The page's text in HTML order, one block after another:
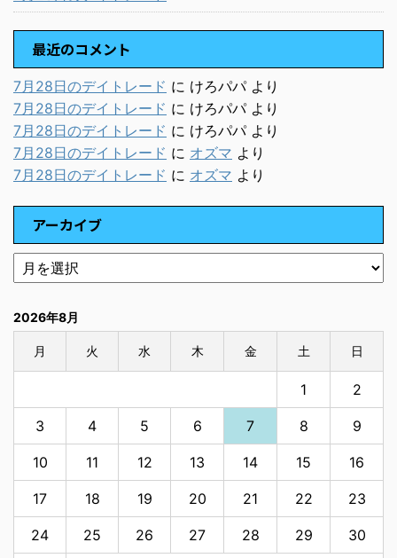
最近のコメント
7月28日のデイトレード に けろパパより
7月28日のデイトレード に けろパパより
7月28日のデイトレード に けろパパより
7月28日のデイトレード に オズマ より
7月28日のデイトレード に オズマ より
アーカイブ
2026年8月
月 火 水 木 金 土 日
1 2
3 4 5 6 7 8 9
10 11 12 13 14 15 16
17 18 19 20 21 22 23
24 25 26 27 28 29 30